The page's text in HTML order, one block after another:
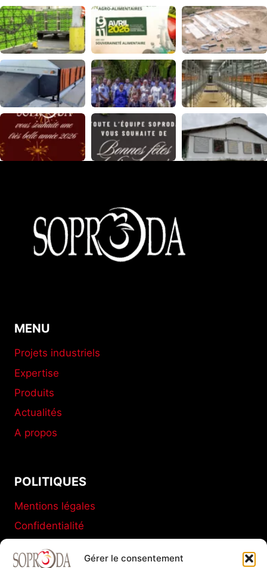
Gérer le consentement
MENU
Projets industriels
Expertise
Produits
Actualités
A propos
POLITIQUES
Mentions légales
Confidentialité
Conditions générales de vente